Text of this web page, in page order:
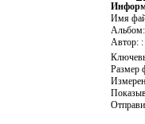
Имя
Альбом:
Автор: :
Размер